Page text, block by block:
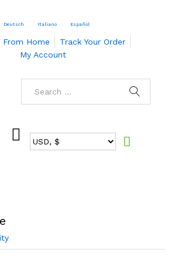
Deutsch Italiano Español
Home
Track Your Order
My Account